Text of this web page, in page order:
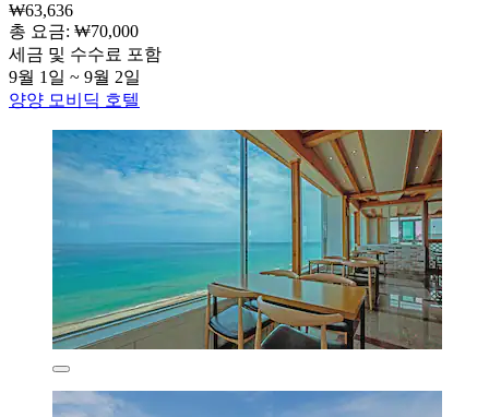
₩63,636
총 요금: ₩70,000
세금 및 수수료 포함
9월 1일 ~ 9월 2일
양양 모비딕 호텔